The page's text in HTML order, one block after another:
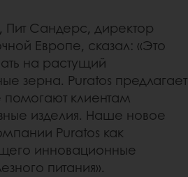
Сандерс, директор
Европе, сказал: «Это
на растущий
зерна. Puratos предлагает
клиентам
изделия. Наше новое
Puratos как
инновационные
питания».